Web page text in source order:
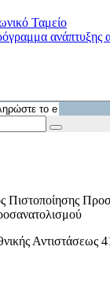
Πιστοποίησης
Αντιστάσεως